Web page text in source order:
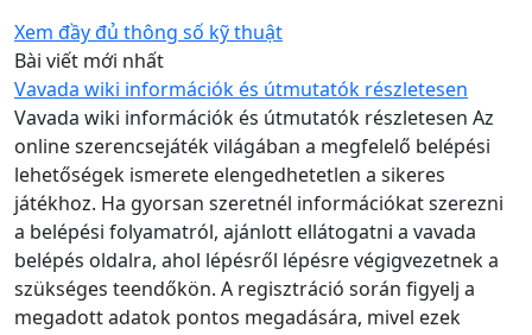
Xem đầy đủ thông số kỹ thuật
Bài viết mới nhất
Vavada wiki információk és útmutatók részletesen
Vavada wiki információk és útmutatók részletesen Az
online szerencsejáték világában a megfelelő belépési
lehetőségek ismerete elengedhetetlen a sikeres
játékhoz. Ha gyorsan szeretnél információkat szerezni
a belépési folyamatról, ajánlott ellátogatni a vavada
belépés oldalra, ahol lépésről lépésre végigvezetnek a
szükséges teendőkön. A regisztráció során figyelj a
megadott adatok pontos megadására, mivel ezek